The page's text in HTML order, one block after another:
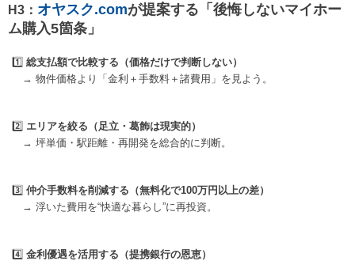
H3： オヤスク.comが提案する「後悔しないマイホー
ム購入5箇条」
1️⃣ 総支払額で比較する（価格だけで判断しない）
→ 物件価格より「金利＋手数料＋諸費用」を見よう。
2️⃣ エリアを絞る（足立・葛飾は現実的）
→ 坪単価・駅距離・再開発を総合的に判断。
3️⃣ 仲介手数料を削減する（無料化で100万円以上の差）
→ 浮いた費用を“快適な暮らし”に再投資。
4️⃣ 金利優遇を活用する（提携銀行の恩恵）